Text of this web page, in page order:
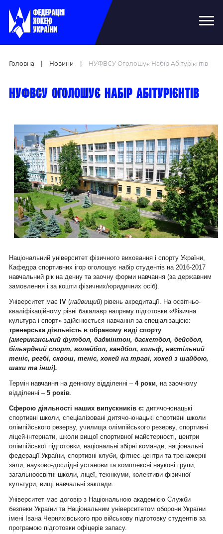
Головна Новини НУФВСУ Оголошує Набір Абітурієнтів
НУФВСУ оголошує набір абітурієнтів
Національний університет фізичного виховання і спорту України,
Кафедра спортивних ігор оголошує набір студентів на 2016-2017
навчальний рік на денну та заочну форми навчання (за державним
замовлення і за кошти фізичних/юридичних осіб).
Університет має IV (найвищий) рівень акредитації. На освітньо-
кваліфікаційному рівні бакалавр напряму підготовки «Фізична
культура і спорт» здійснюється навчання за спеціалізацією:
тренерська діяльність в обраному виді спорту
(американський футбол, бадмінтон, баскетбол, бейсбол,
більярдний спорт, волейбол, гандбол, гольф, настільний
теніс, регбі, сквош, теніс, хокей на траві, хокей з шайбою,
шахи та інші).
Термін навчання на денному відділенні – 4 роки, на заочному
відділенні – 5 років.
Сферою діяльності наших випускників є: дитячо-юнацькі
спортивні школи, спеціалізовані дитячо-юнацькі спортивні школи
олімпійського резерву, училища олімпійського резерву, спортивні
ліцей-інтернати, школи вищої спортивної майстерності, центри
олімпійської підготовки, національні збірні команди, національні
федерації України, спортивні клуби, фітнес-центри та тренажерні
зали, науково-дослідні установи та комплексні наукові групи,
загальноосвітні школи, ліцеї, технікуми, колективи фізичної
культури, вищі навчальні заклади.
Університет має договір з Національною академією Служби
безпеки України та Національним університетом оборони України
імені Івана Черняхівського про військову підготовку студентів за
програмою підготовки офіцерів запасу.